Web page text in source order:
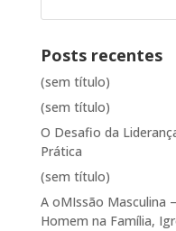
Posts recentes
(sem título)
(sem título)
O Desafio da
Prática
(sem título)
A oMIssão Masculina
Homem na Família,